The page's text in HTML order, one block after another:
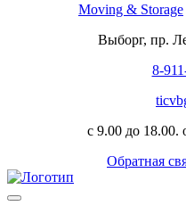
Moving & Storage
Выборг, пр.
8-
с 9.00 до 18.00.
Обратная